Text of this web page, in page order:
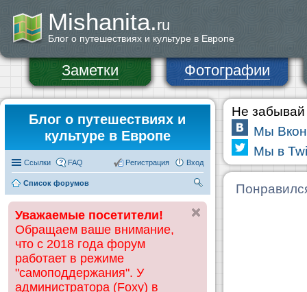
Mishanita.ru
Блог о путешествиях и культуре в Европе
Заметки Фотографии
Блог о путешествиях и
культуре в Европе
Ссылки FAQ Вход
Регистрация
Список форумов
ск
Уважаемые посетители!
Обращаем ваше внимание,
что с 2018 года форум
работает в режиме
"самоподдержания". У
администратора (Foxy) в
Не забывай
Мы
Мы в